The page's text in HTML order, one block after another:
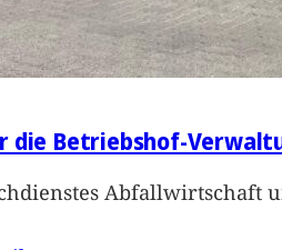
die Betriebshof-
Abfallwirtschaft